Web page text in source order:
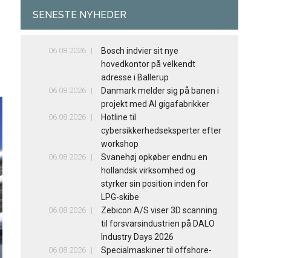
SENESTE NYHEDER
06.08.2026
Bosch indvier sit nye
hovedkontor på velkendt
adresse i Ballerup
06.08.2026
Danmark melder sig på banen i
projekt med AI gigafabrikker
06.08.2026
Hotline til
cybersikkerhedseksperter efter
workshop
06.08.2026
Svanehøj opkøber endnu en
hollandsk virksomhed og
styrker sin position inden for
LPG-skibe
06.08.2026
Zebicon A/S viser 3D scanning
til forsvarsindustrien på DALO
Industry Days 2026
06.08.2026
Specialmaskiner til offshore-